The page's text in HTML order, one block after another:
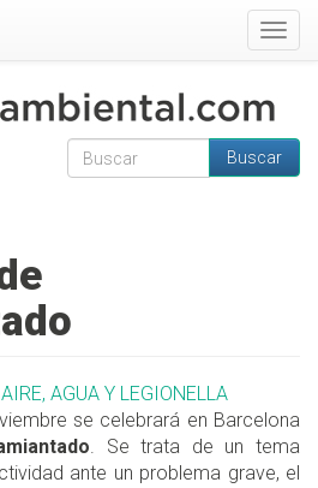
Formulario de
Buscar
AIRE, AGUA Y LEGIONELLA
se celebrará en Barcelona
. Se trata de un tema
ante un problema grave, el